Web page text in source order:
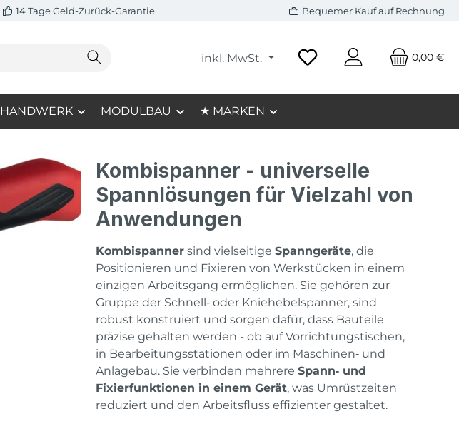
14 Tage Geld-Zurück-Garantie Bequemer Kauf auf Rechnung
inkl. MwSt. 0,00 €
HANDWERK MODULBAU ★ MARKEN
Kombispanner - universelle
Spannlösungen für Vielzahl von
Anwendungen
Kombispannersind vielseitige Spanngeräte, die
Positionieren und Fixieren von Werkstücken in einem
einzigen Arbeitsgang ermöglichen. Sie gehören zur
Gruppe der Schnell‑ oder Kniehebelspanner, sind
robust konstruiert und sorgen dafür, dass Bauteile
präzise gehalten werden - ob auf Vorrichtungstischen,
in Bearbeitungsstationen oder im Maschinen‑ und
Anlagebau. Sie verbinden mehrere Spann‑ und
Fixierfunktionen in einem Gerät, was Umrüstzeiten
reduziert und den Arbeitsfluss effizienter gestaltet.